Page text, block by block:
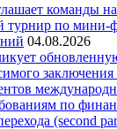
команды
турнир по мини-
04.08.2026
заключения
по
(second